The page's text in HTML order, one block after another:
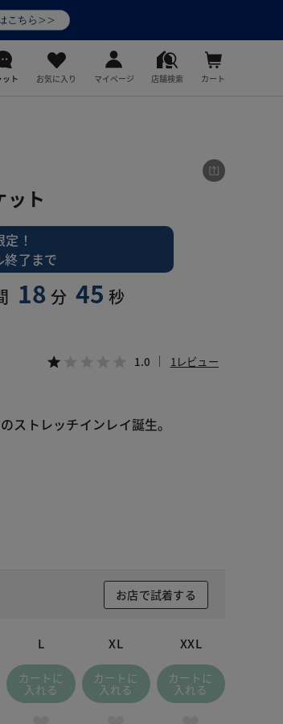
ット お気に入り マイページ 店舗検索 カート
ット
！
終了まで
18 分 44 秒
1.0 1レビュー
お店で試着する
L
カートに
入れる
XL
カートに
入れる
XXL
カートに
入れる